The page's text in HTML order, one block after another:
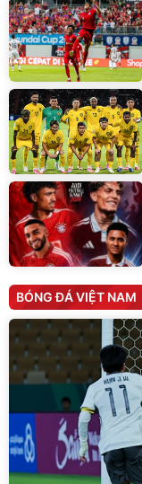
BÓNG ĐÁ VIỆT NAM